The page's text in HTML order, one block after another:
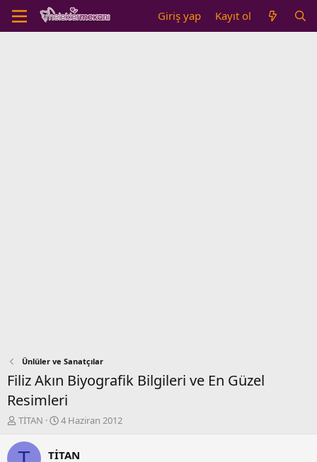
Giriş yap Kayıt ol
Ünlüler ve Sanatçılar
Filiz Akın Biyografik Bilgileri ve En Güzel
Resimleri
K
n
TİTAN
B
l
4 Haziran 2012
TİTAN